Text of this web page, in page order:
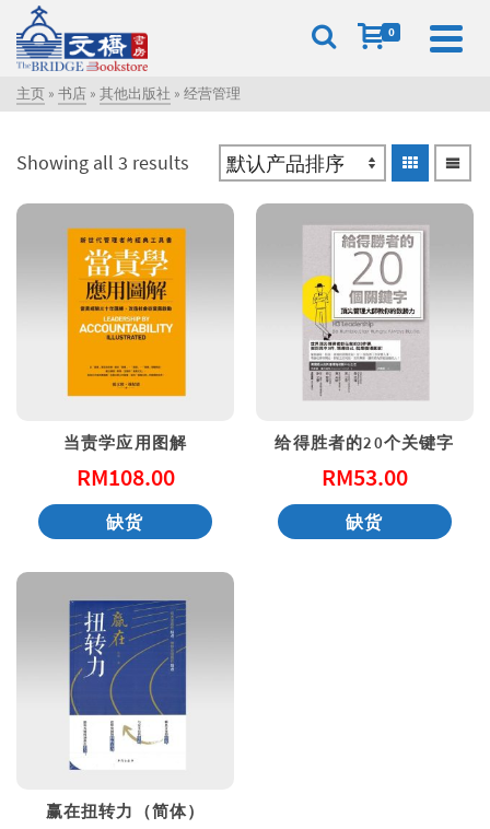
0
主页 » 书店 » 其他出版社 » 经营管理
Showing all 3 results
当责学应用图解
RM108.00
缺货
给得胜者的20个关键字
RM53.00
缺货
赢在扭转力（简体）